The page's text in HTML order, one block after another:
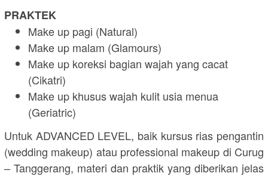
PRAKTEK
Make up pagi (Natural)
Make up malam (Glamours)
Make up koreksi bagian wajah yang cacat
(Cikatri)
Make up khusus wajah kulit usia menua
(Geriatric)
Untuk ADVANCED LEVEL, baik kursus rias pengantin
(wedding makeup) atau professional makeup di Curug
– Tanggerang, materi dan praktik yang diberikan jelas